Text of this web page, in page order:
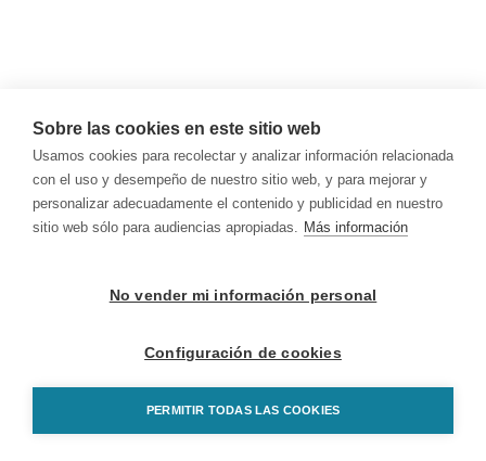
Sobre las cookies en este sitio web
Usamos cookies para recolectar y analizar información relacionada
con el uso y desempeño de nuestro sitio web, y para mejorar y
personalizar adecuadamente el contenido y publicidad en nuestro
sitio web sólo para audiencias apropiadas. Más información
No vender mi información personal
Configuración de cookies
PERMITIR TODAS LAS COOKIES